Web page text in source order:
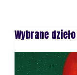
Wybrane dzieło